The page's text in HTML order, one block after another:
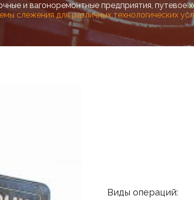
и вагоноремонтные предприятия, путевое
слежения для различных технологических
Виды операций: